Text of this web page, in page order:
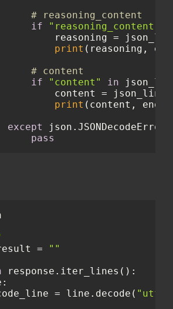
# reasoning_content
if
"reasoning_content"
reasoning =
print (reasoning,
# content
if
"content" in
content = json_line[
print (content, end=
except
json.JSONDecodeError:
pass
=
""
response.iter_lines():
= line.decode(
"utf-